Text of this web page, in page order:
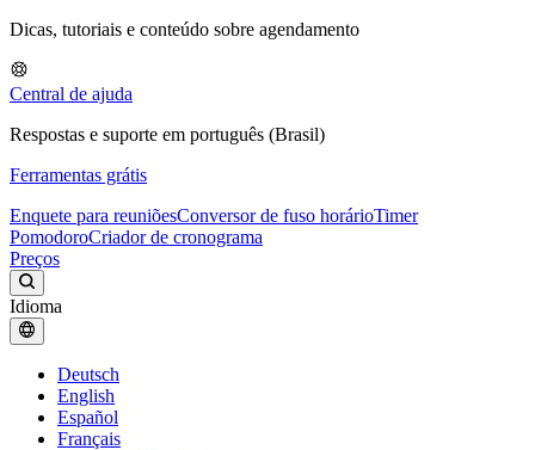
Dicas, tutoriais e conteúdo sobre agendamento
Central de ajuda
Respostas e suporte em português (Brasil)
Ferramentas grátis
Enquete para reuniõesConversor de fuso horárioTimer
PomodoroCriador de cronograma
Preços
Idioma
Deutsch
English
Español
Français